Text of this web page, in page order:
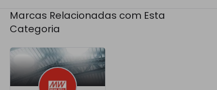
Marcas Relacionadas com Esta
Categoria